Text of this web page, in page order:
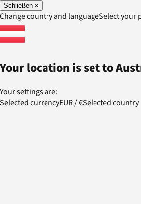
Schließen ×
Change country and languageSelect your
Your location is set to
Your settings are:
Selected currencyEUR/€Selected country